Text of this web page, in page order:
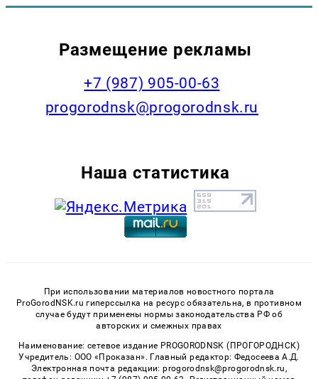
Размещение рекламы
+7 (987) 905-00-63
progorodnsk@progorodnsk.ru
Наша статистика
При использовании материалов новостного портала
ProGorodNSK.ru гиперссылка на ресурс обязательна, в противном
случае будут применены нормы законодательства РФ об
авторских и смежных правах
Наименование: сетевое издание PROGORODNSK (ПРОГОРОДНСК)
Учредитель: ООО «Проказан». Главный редактор: Федосеева А.Д.
Электронная почта редакции: progorodnsk@progorodnsk.ru,